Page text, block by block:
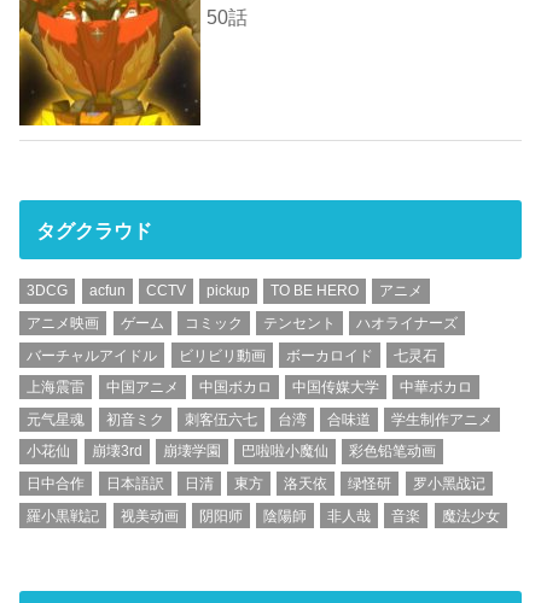
50話
タグクラウド
3DCG acfun CCTV pickup TO BE HERO
アニメ
アニメ映画
ゲーム コミック テンセント
ハオライナーズ
バーチャルアイドル
ビリビリ動画 ボーカロイド
七灵石
上海震雷
中国アニメ 中国ボカロ 中国传媒大学
中華ボカロ
元气星魂
初音ミク 刺客伍六七 台湾 合味道
学生制作アニメ
小花仙
崩壊3rd 崩壊学園 巴啦啦小魔仙
彩色铅笔动画
日中合作
日本語訳 日清 東方 洛天依 绿怪研
罗小黑战记
羅小黒戦記
视美动画 阴阳师 陰陽師 非人哉 音楽 魔法少女